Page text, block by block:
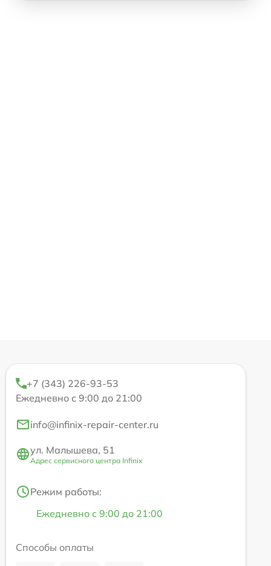
+7 (343) 226-93-53
Ежедневно с 9:00 до 21:00
info@infinix-repair-center.ru
ул. Малышева, 51
Адрес сервисного центра Infinix
Режим работы:
Ежедневно с 9:00 до 21:00
Способы оплаты